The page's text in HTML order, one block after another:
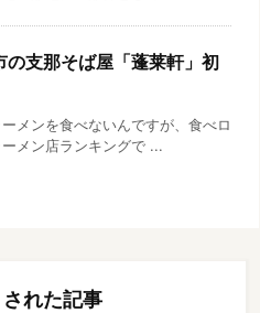
の支那そば屋「蓬莱軒」初
メンを食べないんですが、食べロ
メン店ランキングで ...
れた記事